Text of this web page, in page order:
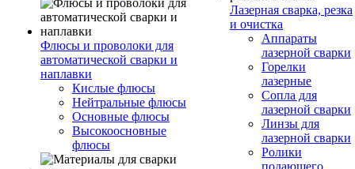
Флюсы и проволоки для
автоматической сварки и
наплавки
Кислые флюсы
Нейтральные флюсы
Основные флюсы
Высокоосновные
флюсы
Лазерная сварка, резка
и очистка
Аппараты
лазерной сварки
Горелки
лазерные
Сопла для
лазерной сварки
Линзы для
лазерной сварки
Ролики
подающего